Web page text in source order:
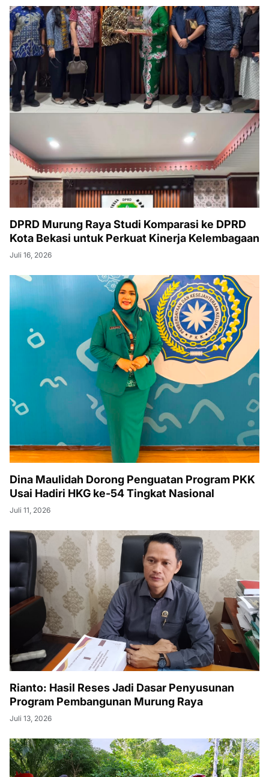
DPRD Murung Raya Studi Komparasi ke DPRD
Kota Bekasi untuk Perkuat Kinerja Kelembagaan
Juli 16, 2026
Dina Maulidah Dorong Penguatan Program PKK
Usai Hadiri HKG ke-54 Tingkat Nasional
Juli 11, 2026
Rianto: Hasil Reses Jadi Dasar Penyusunan
Program Pembangunan Murung Raya
Juli 13, 2026